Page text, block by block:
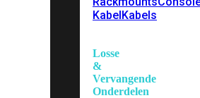
KabelKabels
Losse
&
Vervangende
Onderdelen